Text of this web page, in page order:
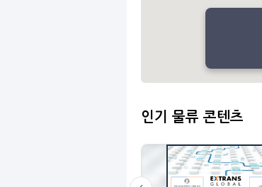
인기 물류 콘텐츠
LinGo